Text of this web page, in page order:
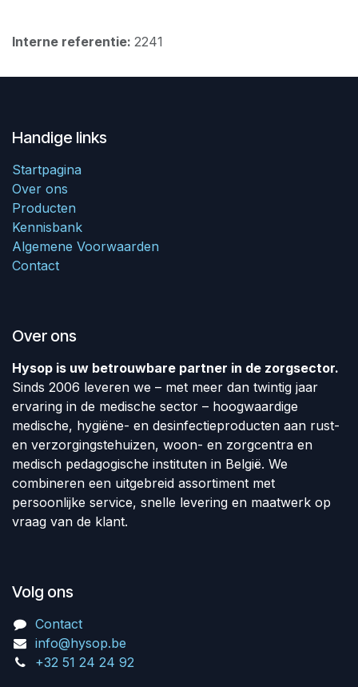
Interne referentie: 2241
Handige links
Startpagina
Over ons
Producten
Kennisbank
Algemene Voorwaarden
Contact
Over ons
Hysop is uw betrouwbare partner in de zorgsector.
Sinds 2006 leveren we – met meer dan twintig jaar
ervaring in de medische sector – hoogwaardige
medische, hygiëne- en desinfectieproducten aan rust-
en verzorgingstehuizen, woon- en zorgcentra en
medisch pedagogische instituten in België. We
combineren een uitgebreid assortiment met
persoonlijke service, snelle levering en maatwerk op
vraag van de klant.
Volg ons
Contact
info@hysop.be
+32 51 24 24 92